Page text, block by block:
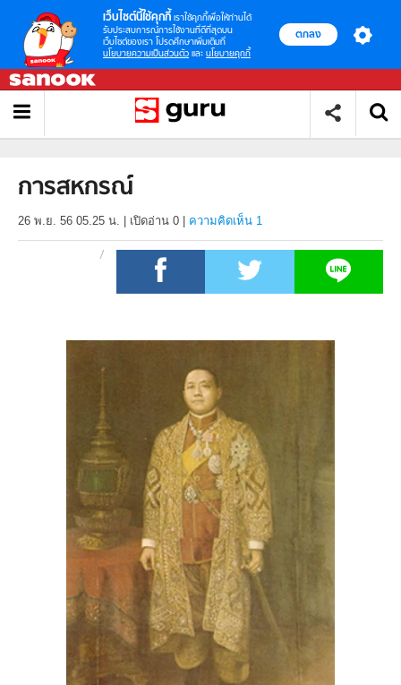
เว็บไซต์นี้ใช้คุกกี้ เราใช้คุกกี้เพื่อให้ท่านได้
รับประสบการณ์การใช้งานที่ดีที่สุดบน
เว็บไซต์ของเรา โปรดศึกษาเพิ่มเติมที่
นโยบายความเป็นส่วนตัว และ นโยบายคุกกี้
ตกลง
การสหกรณ์
26 พ.ย. 56 05.25 น. เปิดอ่าน 0 ความคิดเห็น 1